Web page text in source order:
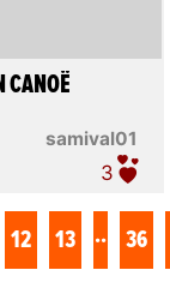
samival01
CANOË
3
12 13 .. 36